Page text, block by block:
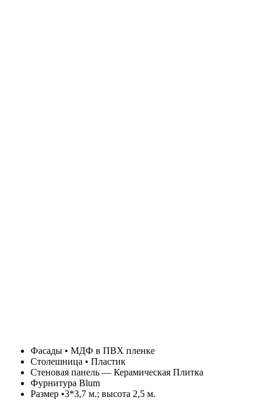
Фасады • МДФ в ПВХ пленке
Столешница • Пластик
Стеновая панель — Керамическая Плитка
Фурнитура Blum
Размер •3*3,7 м.; высота 2,5 м.